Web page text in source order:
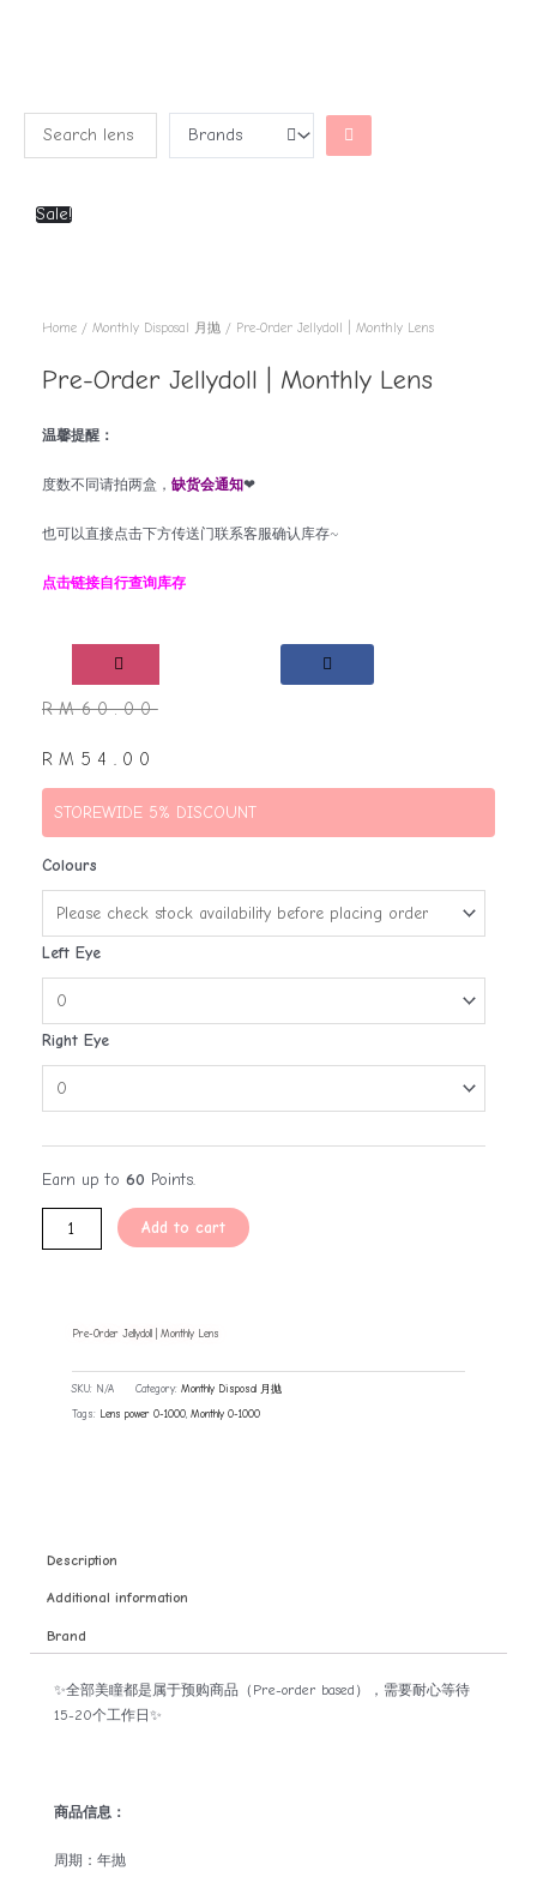
Sale!
Home / Monthly Disposal 月抛 / Pre-Order Jellydoll | Monthly Lens
Pre-Order Jellydoll | Monthly Lens
温馨提醒：
度数不同请拍两盒， 缺货会通知❤
也可以直接点击下方传送门联系客服确认库存~
点击链接自行查询库存
RM60.00
RM 54.00
STOREWIDE 5% DISCOUNT
Colours
Left Eye
Right Eye
Earn up to 60 Points.
Add to cart
Pre-Order Jellydoll | Monthly Lens
SKU: N/A Category: Monthly Disposal 月抛
Tags: Lens power 0-1000, Monthly 0-1000
Description
Additional information
Brand
✨全部美瞳都是属于预购商品（Pre-order based），需要耐心等待
15-20个工作日✨
商品信息：
周期：年抛